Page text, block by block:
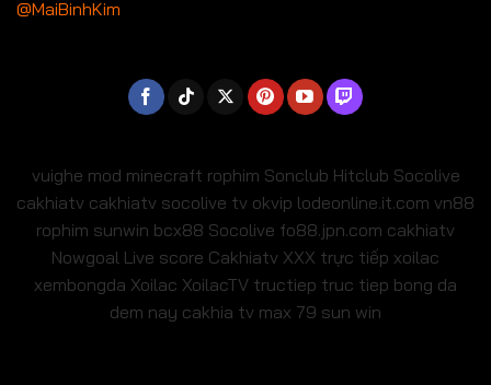
@MaiBinhKim
vuighe mod minecraft rophim Sonclub Hitclub Socolive
cakhiatv cakhiatv socolive tv okvip lodeonline.it.com vn88
rophim sunwin bcx88 Socolive fo88.jpn.com cakhiatv
Nowgoal Live score Cakhiatv XXX trực tiếp xoilac
xembongda Xoilac XoilacTV tructiep truc tiep bong da
dem nay cakhia tv max 79 sun win